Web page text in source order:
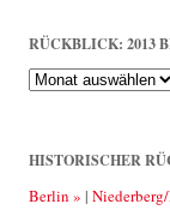
RÜCKBLICK: 2013
Rückblick:
2013
HISTORISCHER
Berlin » |